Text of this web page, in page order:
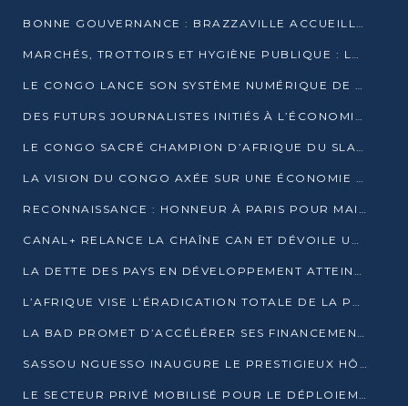
BONNE GOUVERNANCE : BRAZZAVILLE ACCUEILLE LES PREMIÈRES JOURNÉES CONGOLAISES DE L’ÉVALUATION
MARCHÉS, TROTTOIRS ET HYGIÈNE PUBLIQUE : LE GOUVERNEMENT DURCIT LE TON
LE CONGO LANCE SON SYSTÈME NUMÉRIQUE DE VÉRIFICATION DU BOIS
DES FUTURS JOURNALISTES INITIÉS À L’ÉCONOMIE BLEUE DURABLE
LE CONGO SACRÉ CHAMPION D’AFRIQUE DU SLAM 2025
LA VISION DU CONGO AXÉE SUR UNE ÉCONOMIE BAS CARBONE AU RENDEZ-VOUS DE MONACO 2025
RECONNAISSANCE : HONNEUR À PARIS POUR MAIXENT RAOUL OMINGA
CANAL+ RELANCE LA CHAÎNE CAN ET DÉVOILE UNE OFFRE EXCEPTIONNELLE POUR DÉCEMBRE
LA DETTE DES PAYS EN DÉVELOPPEMENT ATTEINT UN SOMMET HISTORIQUE ENTRE 2022 ET 2024
L’AFRIQUE VISE L’ÉRADICATION TOTALE DE LA POLIOMYÉLITE D’ICI 2026
LA BAD PROMET D’ACCÉLÉRER SES FINANCEMENTS AVEC LE MINISTÈRE DE L’ASSAINISSEMENT
SASSOU NGUESSO INAUGURE LE PRESTIGIEUX HÔTEL KEMPINSKI BRAZZAVILLE
LE SECTEUR PRIVÉ MOBILISÉ POUR LE DÉPLOIEMENT DE 19 MINI-CENTRALES SOLAIRES